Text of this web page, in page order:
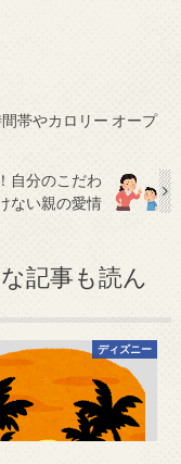
帯やカロリー オープ
自分のこだわ
ない親の愛情
記事も読ん
ディズニー